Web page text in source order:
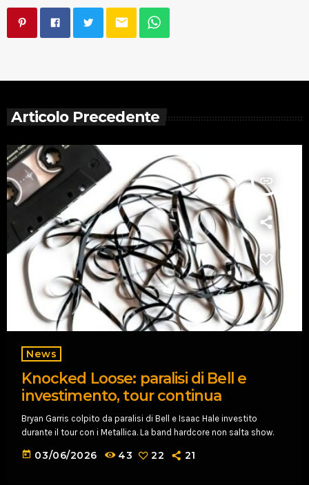
email
Articolo Precedente
insert_link
News
Knocked Loose: paralisi di Bell e
investimento, tour continua
Bryan Garris colpito da paralisi di Bell e Isaac Hale investito
durante il tour con i Metallica. La band hardcore non salta show.
today 03/06/2026 43 22 21